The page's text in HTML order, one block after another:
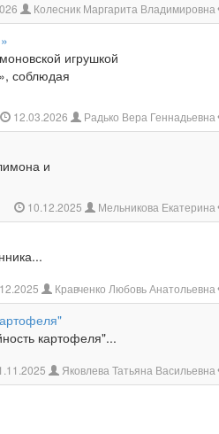
Колесник Маргарита Владимировна
игрушкой
соблюдая
12.03.2026 Радько Вера Геннадьевна
и
10.12.2025 Мельникова Екатерина
Кравченко Любовь Анатольевна
картофеля"...
Яковлева Татьяна Васильевна